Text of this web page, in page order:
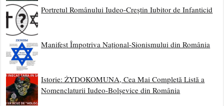
Portretul Românului Iudeo-Creștin Iubitor de Infanticid
Manifest Împotriva Național-Sionismului din România
Istorie: ŻYDOKOMUNA, Cea Mai Completă Listă a
Nomenclaturii Iudeo-Bolșevice din România